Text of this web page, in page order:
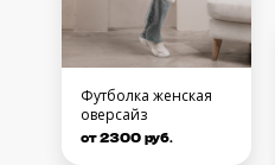
Футболка женская
оверсайз
от 2300 руб.